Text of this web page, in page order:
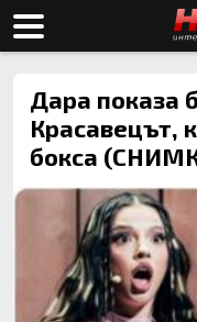
Дара показа
Красавецът,
бокса